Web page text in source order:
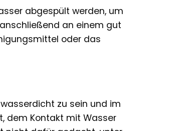
abgespült werden, um
an einem gut
oder das
zu sein und im
dem Kontakt mit Wasser